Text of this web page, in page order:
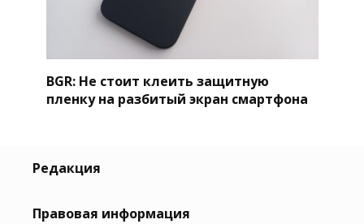
BGR: Не стоит клеить защитную
пленку на разбитый экран смартфона
Редакция
Правовая информация